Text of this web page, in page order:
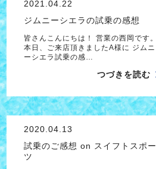
2021.04.22
ジムニーシエラの試乗の感想
皆さんこんにちは！ 営業の西岡です。
本日、ご来店頂きましたA様に ジムニ
ーシエラ試乗の感…
つづきを読む
2020.04.13
試乗のご感想 on スイフトスポー
ツ